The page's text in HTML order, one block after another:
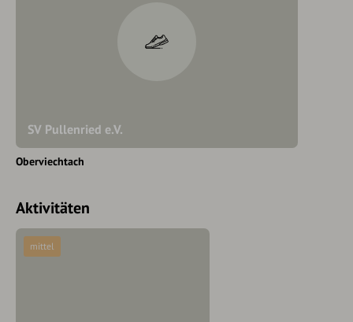
SV Pullenried e.V.
Oberviechtach
Aktivitäten
mittel